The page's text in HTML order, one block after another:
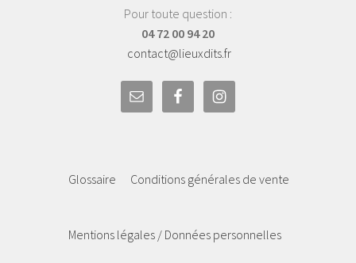
Pour toute question :
04 72 00 94 20
contact@lieuxdits.fr
Glossaire Conditions générales de vente
Mentions légales / Données personnelles